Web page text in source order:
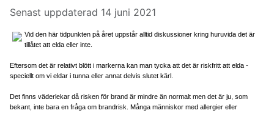
Senast uppdaterad 14 juni 2021
Vid den här tidpunkten på året uppstår alltid diskussioner kring huruvida det är
tillåtet att elda eller inte.
Eftersom det är relativt blött i markerna kan man tycka att det är riskfritt att elda -
speciellt om vi eldar i tunna eller annat delvis slutet kärl.
Det finns väderlekar då risken för brand är mindre än normalt men det är ju, som
bekant, inte bara en fråga om brandrisk. Många människor med allergier eller